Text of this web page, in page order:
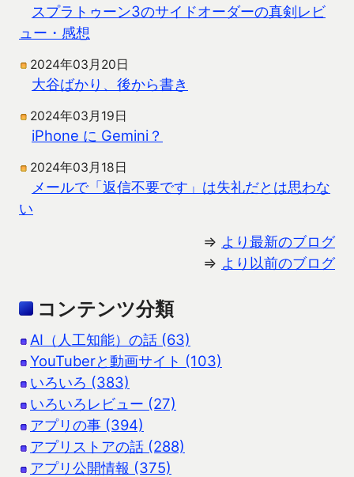
スプラトゥーン3のサイドオーダーの真剣レビ
ュー・感想
2024年03月20日
大谷ばかり、後から書き
2024年03月19日
iPhone に Gemini？
2024年03月18日
メールで「返信不要です」は失礼だとは思わな
い
⇒ より最新のブログ
⇒ より以前のブログ
コンテンツ分類
AI（人工知能）の話 (63)
YouTuberと動画サイト (103)
いろいろ (383)
いろいろレビュー (27)
アプリの事 (394)
アプリストアの話 (288)
アプリ公開情報 (375)